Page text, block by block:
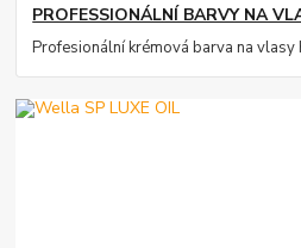
PROFESSIONÁLNÍ BARVY NA
Profesionální krémová barva na